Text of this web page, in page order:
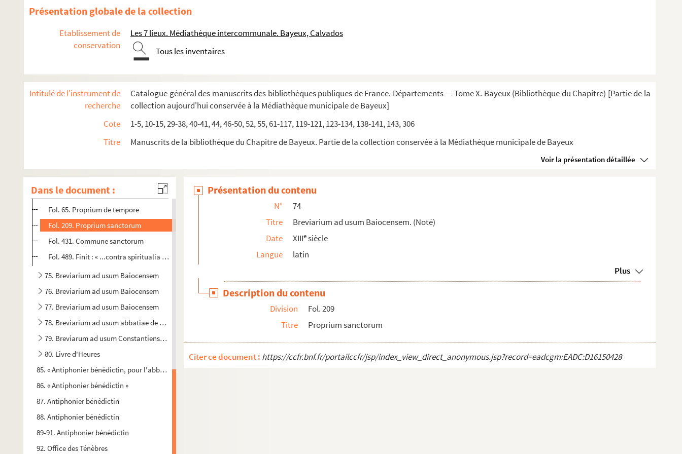
Présentation globale de la collection
Etablissement de
conservation
Les 7 lieux. Médiathèque intercommunale. Bayeux, Calvados
Tous les inventaires
Intitulé de l'instrument de
recherche
Catalogue général des manuscrits des bibliothèques publiques de France. Départements — Tome X. Bayeux (Bibliothèque du Chapitre) [Partie de la
collection aujourd'hui conservée à la Médiathèque municipale de Bayeux]
Cote
1-5, 10-15, 29-38, 40-41, 44, 46-50, 52, 55, 61-117, 119-121, 123-134, 138-141, 143, 306
Titre
Manuscrits de la bibliothèque du Chapitre de Bayeux. Partie de la collection conservée à la Médiathèque municipale de Bayeux
Voir la présentation détaillée
Dans le document :
64. « Commemorationes ad Vesperas et Laudes » ad usum ecclesie Bajocensis
65. Commemorationes ad Vesperas et ad Laudes
66. « Regule de accentu Epistolarum et Evangeliorum »
68. Lectionarium ad usum ecclesie Baiocensis
69. Lectionarium ad usum ecclesie Baiocensis
71. Breviarium ad usum Baiocensem
72. Breviarium ad usum Baiocensem
74. Breviarium ad usum Baiocensem. (Noté)
Fol. 62. Litanies. (Il n'y a que le nom de saint Vigor comme évêque de Bayeux)
Fol. 65. Proprium de tempore
Fol. 209. Proprium sanctorum
Fol. 431. Commune sanctorum
Fol. 489. Finit : « ...contra spiritualia nequitia in cele... »
75. Breviarium ad usum Baiocensem
76. Breviarium ad usum Baiocensem
77. Breviarium ad usum Baiocensem
78. Breviarium ad usum abbatiae de Longis
79. Breviarum ad usum Constantiensem
80. Livre d'Heures
85. « Antiphonier bénédictin, pour l'abbaye royale de Cordillon. » (Noté)
86. « Antiphonier bénédictin »
87. Antiphonier bénédictin
88. Antiphonier bénédictin
89-91. Antiphonier bénédictin
92. Office des Ténèbres
Présentation du contenu
N°
74
Titre
Breviarium ad usum Baiocensem. (Noté)
Date
XIIIesiècle
Langue
latin
Plus
Description du contenu
Division
Fol. 209
Titre
Proprium sanctorum
Citer ce document : https://ccfr.bnf.fr/portailccfr/jsp/index_view_direct_anonymous.jsp?record=eadcgm:EADC:D16150428